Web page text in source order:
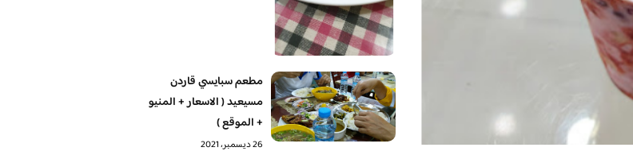
مطعم سبايسي قاردن
مسيعيد ( الاسعار + المنيو
+ الموقع )
26 ديسمبر، 2021